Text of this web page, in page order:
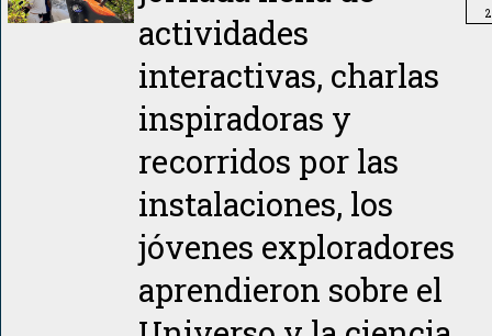
actividades
interactivas, charlas
inspiradoras y
recorridos por las
instalaciones, los
jóvenes exploradores
aprendieron sobre el